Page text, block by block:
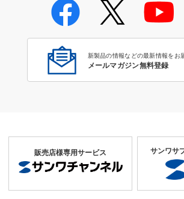
新製品の情報などの最新情報をお
メールマガジン無料登録
販売店様専用サービス サンワサ